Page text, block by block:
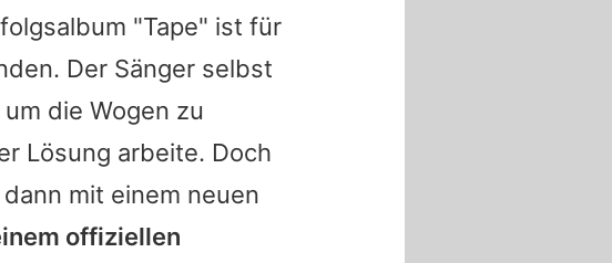
"Tape" ist für
Der Sänger selbst
die Wogen zu
Lösung arbeite. Doch
mit einem neuen
offiziellen